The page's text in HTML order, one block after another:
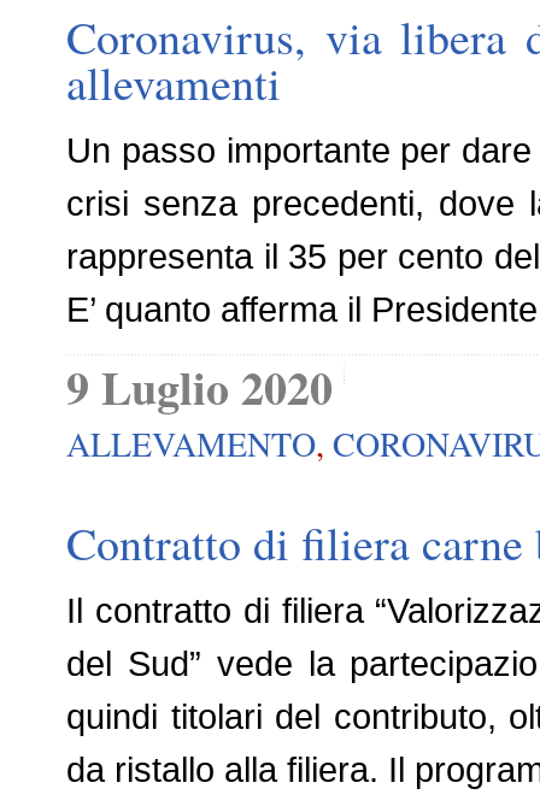
Coronavirus, via libera
allevamenti
Un passo importante per
crisi senza precedenti,
rappresenta il 35 per cento
E’ quanto afferma il
9 Luglio 2020
ALLEVAMENTO,
Contratto di filiera
Il contratto di filiera
del Sud” vede la
quindi titolari del contributo,
da ristallo alla filiera. Il